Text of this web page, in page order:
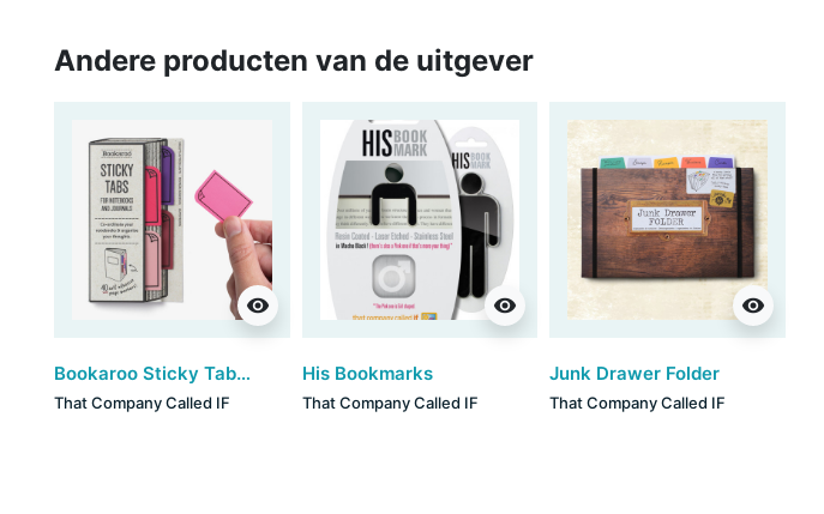
Andere producten van de uitgever
visibility
Bookaroo Sticky Tabs - Pinks (set van 6)
That Company Called IF
visibility
His Bookmarks
That Company Called IF
visibility
Junk Drawer Folder
That Company Called IF